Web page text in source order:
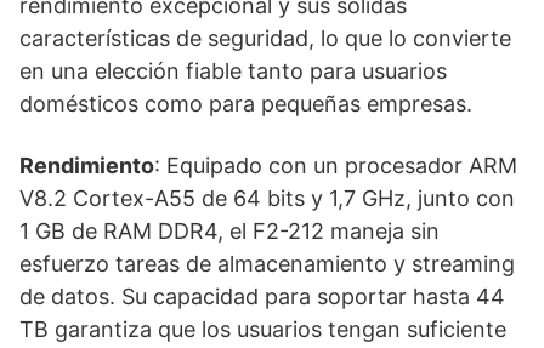
rendimiento excepcional y sus sólidas
características de seguridad, lo que lo convierte
en una elección fiable tanto para usuarios
domésticos como para pequeñas empresas.
Rendimiento: Equipado con un procesador ARM
V8.2 Cortex-A55 de 64 bits y 1,7 GHz, junto con
1 GB de RAM DDR4, el F2-212 maneja sin
esfuerzo tareas de almacenamiento y streaming
de datos. Su capacidad para soportar hasta 44
TB garantiza que los usuarios tengan suficiente